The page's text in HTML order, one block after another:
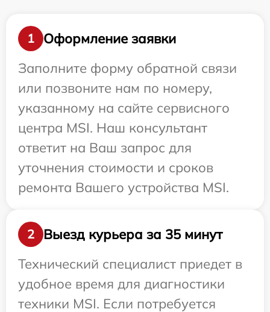
1
Оформление заявки
Заполните форму обратной связи
или позвоните нам по номеру,
указанному на сайте сервисного
центра MSI. Наш консультант
ответит на Ваш запрос для
уточнения стоимости и сроков
ремонта Вашего устройства MSI.
2
Выезд курьера за 35 минут
Технический специалист приедет в
удобное время для диагностики
техники MSI. Если потребуется